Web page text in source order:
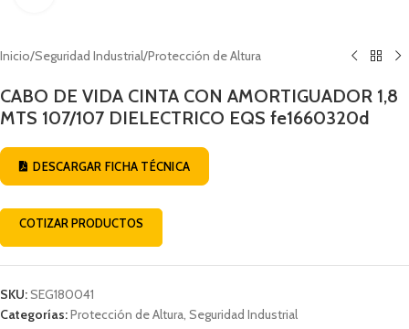
Inicio/Seguridad Industrial/Protección de Altura
CABO DE VIDA CINTA CON AMORTIGUADOR 1,8
MTS 107/107 DIELECTRICO EQS fe1660320d
DESCARGAR FICHA TÉCNICA
COTIZAR PRODUCTOS
SKU:SEG180041
Categorías:Protección de Altura, Seguridad Industrial